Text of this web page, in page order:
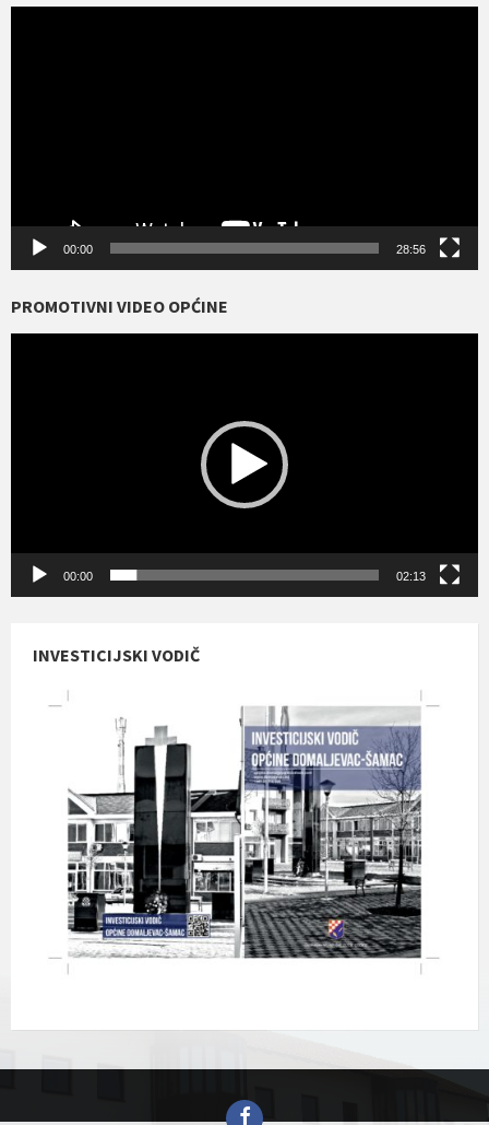
00:00 28:56
PROMOTIVNI VIDEO OPĆINE
00:00 02:13
INVESTICIJSKI VODIČ
Facebook